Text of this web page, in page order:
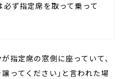
必ず指定席を取って乗って
指定席の窓側に座っていて、
ってください」と言われた場